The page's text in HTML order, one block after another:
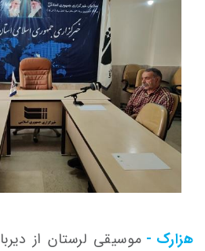
هزارک - موسیقی لرستان از